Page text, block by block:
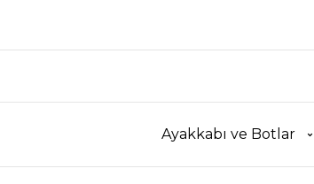
Ayakkabı ve Botlar